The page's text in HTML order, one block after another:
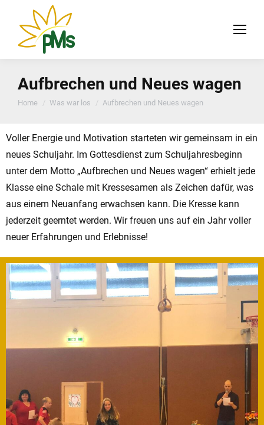
Aufbrechen und Neues wagen
You are here:
Home Was war los Aufbrechen und Neues wagen
Voller Energie und Motivation starteten wir gemeinsam in ein
neues Schuljahr. Im Gottesdienst zum Schuljahresbeginn
unter dem Motto „Aufbrechen und Neues wagen“ erhielt jede
Klasse eine Schale mit Kressesamen als Zeichen dafür, was
aus einem Neuanfang erwachsen kann. Die Kresse kann
jederzeit geerntet werden. Wir freuen uns auf ein Jahr voller
neuer Erfahrungen und Erlebnisse!